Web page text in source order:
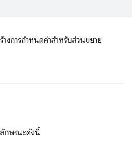
งการกำหนดค่าสำหรับส่วนขยาย
กษณะดังนี้